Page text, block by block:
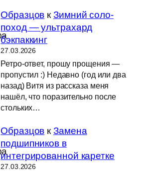
Образцов кЗимний соло-
поход — ультрахард
бэкпаккинг
27.03.2026
Ретро-ответ, прошу прощения —
пропустил :) Недавно (год или два
назад) Витя из рассказа меня
нашёл, что поразительно после
стольких…
Образцов кЗамена
подшипников в
интегрированной каретке
27.03.2026